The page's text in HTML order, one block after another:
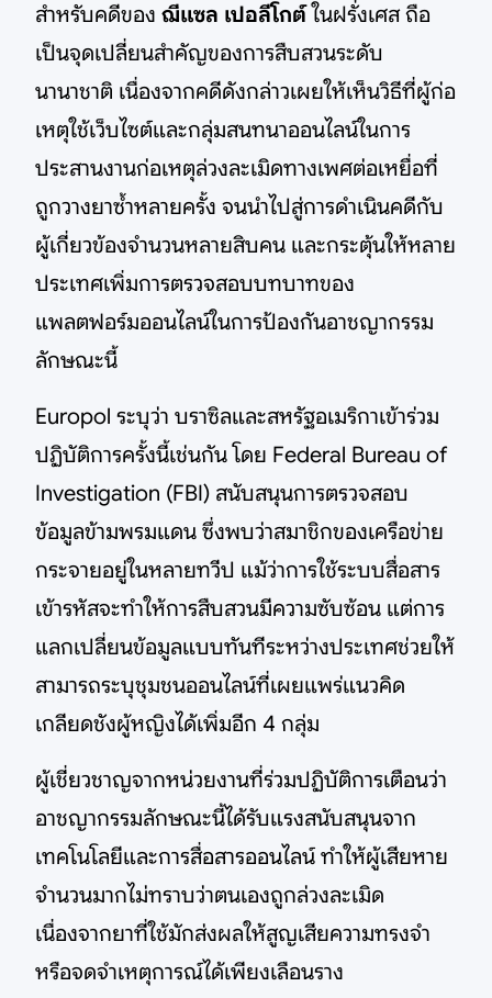
สำหรับคดีของ ฌีแซล เปอลีโกต์ในฝรั่งเศส ถือ
เป็นจุดเปลี่ยนสำคัญของการสืบสวนระดับ
นานาชาติ เนื่องจากคดีดังกล่าวเผยให้เห็นวิธีที่ผู้ก่อ
เหตุใช้เว็บไซต์และกลุ่มสนทนาออนไลน์ในการ
ประสานงานก่อเหตุล่วงละเมิดทางเพศต่อเหยื่อที่
ถูกวางยาซ้ำหลายครั้ง จนนำไปสู่การดำเนินคดีกับ
ผู้เกี่ยวข้องจำนวนหลายสิบคน และกระตุ้นให้หลาย
ประเทศเพิ่มการตรวจสอบบทบาทของ
แพลตฟอร์มออนไลน์ในการป้องกันอาชญากรรม
ลักษณะนี้
Europol ระบุว่า บราซิลและสหรัฐอเมริกาเข้าร่วม
ปฏิบัติการครั้งนี้เช่นกัน โดย Federal Bureau of
Investigation (FBI) สนับสนุนการตรวจสอบ
ข้อมูลข้ามพรมแดน ซึ่งพบว่าสมาชิกของเครือข่าย
กระจายอยู่ในหลายทวีป แม้ว่าการใช้ระบบสื่อสาร
เข้ารหัสจะทำให้การสืบสวนมีความซับซ้อน แต่การ
แลกเปลี่ยนข้อมูลแบบทันทีระหว่างประเทศช่วยให้
สามารถระบุชุมชนออนไลน์ที่เผยแพร่แนวคิด
เกลียดชังผู้หญิงได้เพิ่มอีก 4 กลุ่ม
ผู้เชี่ยวชาญจากหน่วยงานที่ร่วมปฏิบัติการเตือนว่า
อาชญากรรมลักษณะนี้ได้รับแรงสนับสนุนจาก
เทคโนโลยีและการสื่อสารออนไลน์ ทำให้ผู้เสียหาย
จำนวนมากไม่ทราบว่าตนเองถูกล่วงละเมิด
เนื่องจากยาที่ใช้มักส่งผลให้สูญเสียความทรงจำ
หรือจดจำเหตุการณ์ได้เพียงเลือนราง